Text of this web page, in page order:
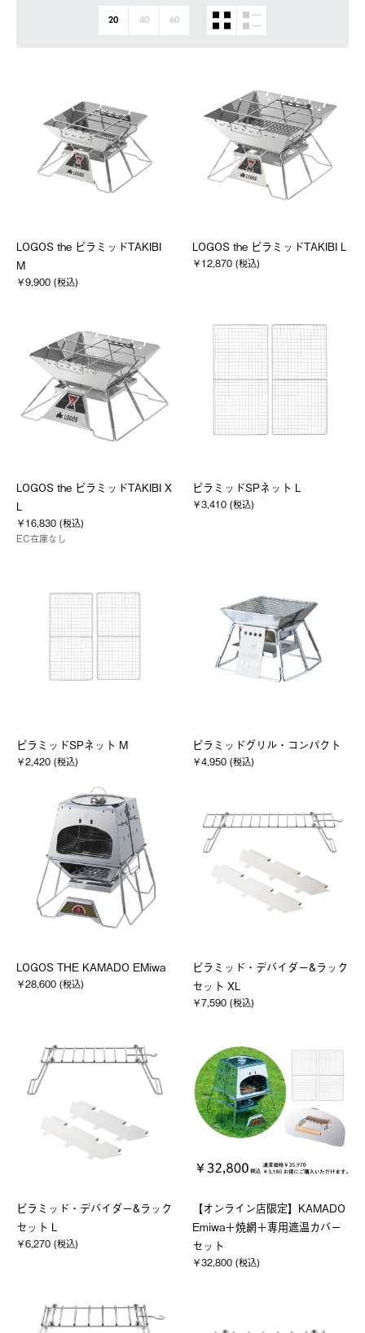
20 40 60
LOGOS the ピラミッドTAKIBI
M
￥9,900 (税込)
LOGOS the ピラミッドTAKIBI L
￥12,870 (税込)
LOGOS the ピラミッドTAKIBI X
L
￥16,830 (税込)
EC在庫なし
ピラミッドSPネット L
￥3,410 (税込)
ピラミッドSPネット M
￥2,420 (税込)
ピラミッドグリル・コンパクト
￥4,950 (税込)
LOGOS THE KAMADO EMiwa
￥28,600 (税込)
ピラミッド・デバイダー&ラック
セット XL
￥7,590 (税込)
ピラミッド・デバイダー&ラック
セット L
￥6,270 (税込)
【オンライン店限定】KAMADO
Emiwa＋焼網＋専用遮温カバー
セット
￥32,800 (税込)